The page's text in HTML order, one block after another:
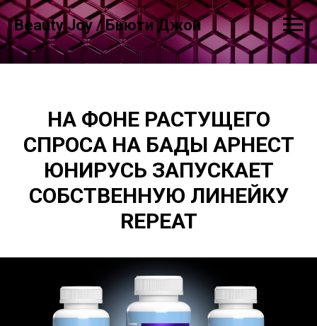
Beauty Joy / Бьюти Джой
НА ФОНЕ РАСТУЩЕГО
СПРОСА НА БАДЫ АРНЕСТ
ЮНИРУСЬ ЗАПУСКАЕТ
СОБСТВЕННУЮ ЛИНЕЙКУ
REPEAT